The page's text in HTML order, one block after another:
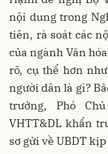
nội dung trong
tiên, rà soát các
của ngành Văn
rõ, cụ thể hơn
người dân là gì?
trưởng, Phó
VHTT&DL khẩn
sơ gửi về UBDT